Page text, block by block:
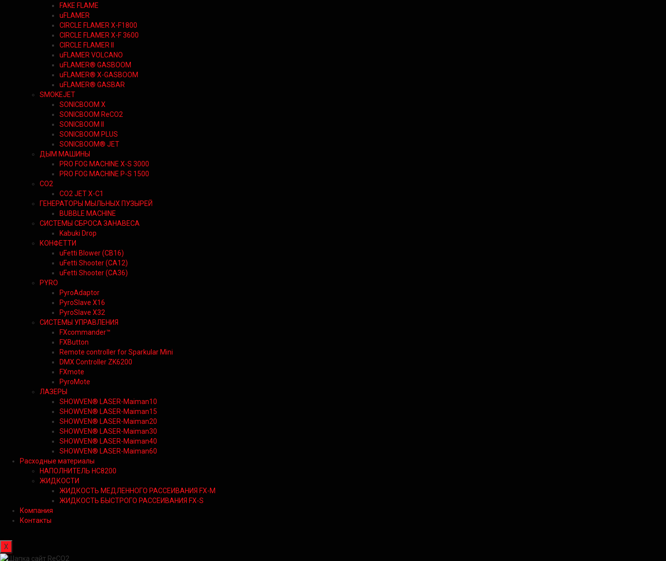
FAKE FLAME
uFLAMER
CIRCLE FLAMER X-F1800
CIRCLE FLAMER X-F 3600
CIRCLE FLAMER II
uFLAMER VOLCANO
uFLAMER® GASBOOM
uFLAMER® X-GASBOOM
uFLAMER® GASBAR
SMOKEJET
SONICBOOM X
SONICBOOM ReCO2
SONICBOOM II
SONICBOOM PLUS
SONICBOOM® JET
ДЫМ МАШИНЫ
PRO FOG MACHINE X-S 3000
PRO FOG MACHINE P-S 1500
CO2
CO2 JET X-C1
ГЕНЕРАТОРЫ МЫЛЬНЫХ ПУЗЫРЕЙ
BUBBLE MACHINE
СИСТЕМЫ СБРОСА ЗАНАВЕСА
Kabuki Drop
КОНФЕТТИ
uFetti Blower (CB16)
uFetti Shooter (CA12)
uFetti Shooter (CA36)
PYRO
PyroAdaptor
PyroSlave X16
PyroSlave X32
СИСТЕМЫ УПРАВЛЕНИЯ
FXcommander™
FXButton
Remote controller for Sparkular Mini
DMX Controller ZK6200
FXmote
PyroMote
ЛАЗЕРЫ
SHOWVEN® LASER-Maiman10
SHOWVEN® LASER-Maiman15
SHOWVEN® LASER-Maiman20
SHOWVEN® LASER-Maiman30
SHOWVEN® LASER-Maiman40
SHOWVEN® LASER-Maiman60
Расходные материалы
НАПОЛНИТЕЛЬ HC8200
ЖИДКОСТИ
ЖИДКОСТЬ МЕДЛЕННОГО РАССЕИВАНИЯ FX-M
ЖИДКОСТЬ БЫСТРОГО РАССЕИВАНИЯ FX-S
Компания
Контакты
X